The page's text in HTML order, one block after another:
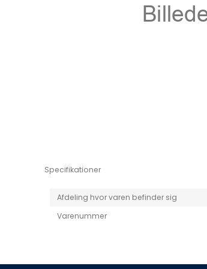
Niro EV
Specifikationer
Afdeling hvor varen befinder sig
Varenummer